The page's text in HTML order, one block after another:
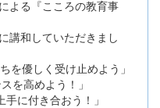
よる『こころの教育事
講和していただきまし
優しく受け止めよう」
を高めよう！」
に付き合おう！」